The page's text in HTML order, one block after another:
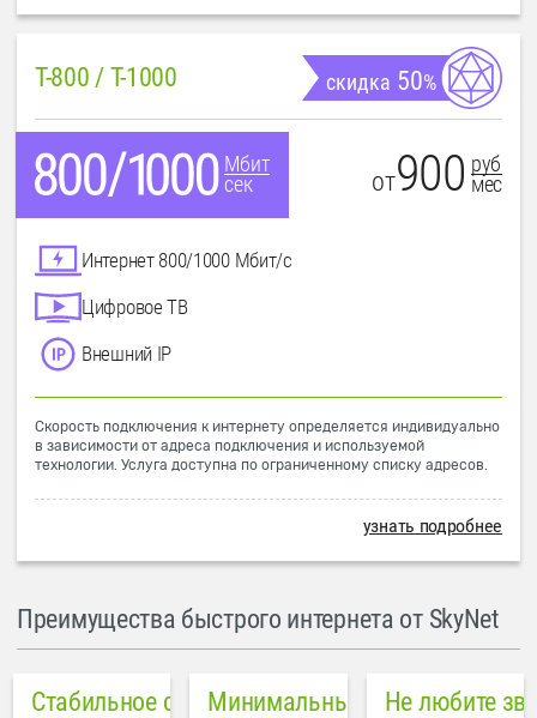
T-800 / T-1000 скидка 50%
Мбит
сек
от900 руб
мес
Интернет 800/1000 Мбит/с
Цифровое ТВ
Внешний IP
Скорость подключения к интернету определяется индивидуально
в зависимости от адреса подключения и используемой
технологии. Услуга доступна по ограниченному списку адресов.
узнать подробнее
Преимущества быстрого интернета от SkyNet
Стабильное соединениеМинимальный пинг в городе
Не любите